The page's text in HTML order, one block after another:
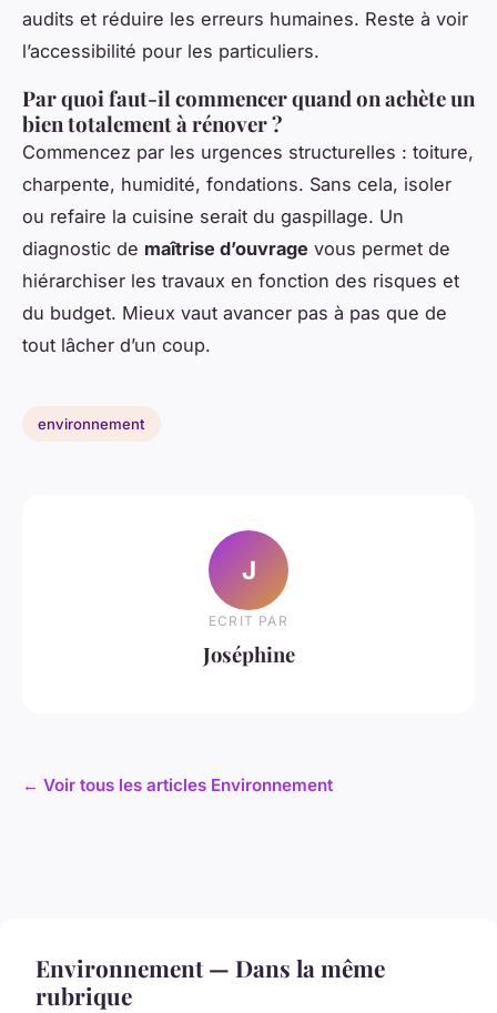
audits et réduire les erreurs humaines. Reste à voir
l’accessibilité pour les particuliers.
Par quoi faut-il commencer quand on achète un
bien totalement à rénover ?
Commencez par les urgences structurelles : toiture,
charpente, humidité, fondations. Sans cela, isoler
ou refaire la cuisine serait du gaspillage. Un
diagnostic de maîtrise d’ouvrage vous permet de
hiérarchiser les travaux en fonction des risques et
du budget. Mieux vaut avancer pas à pas que de
tout lâcher d’un coup.
environnement
J
ECRIT PAR
Joséphine
← Voir tous les articles Environnement
Environnement — Dans la même
rubrique